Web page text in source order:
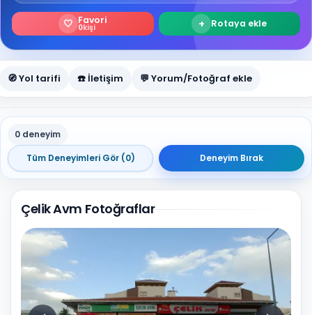
🤍 Favori
0kişi + Rotaya ekle
🧭 Yol tarifi ☎️ İletişim 💬 Yorum/Fotoğraf ekle
0 deneyim
Tüm Deneyimleri Gör (0)
Deneyim Bırak
Çelik Avm Fotoğraflar
3Fotoğraf